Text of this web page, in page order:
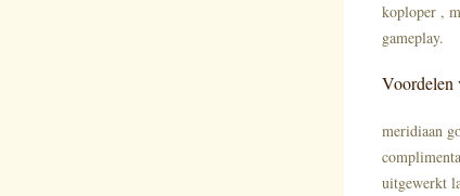
koploper ,
gameplay.
Voordelen
meridiaan
uitgewerkt